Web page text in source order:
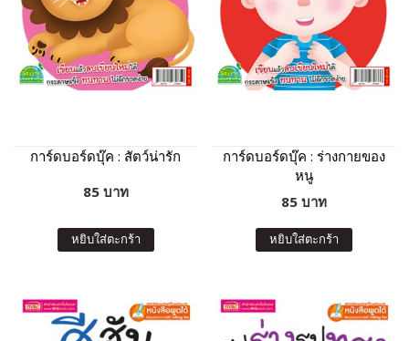
การ์ดบอร์ดบุ๊ค : สัตว์น่ารัก
85 บาท
หยิบใส่ตะกร้า
การ์ดบอร์ดบุ๊ค : ร่างกายของ
หนู
85 บาท
หยิบใส่ตะกร้า